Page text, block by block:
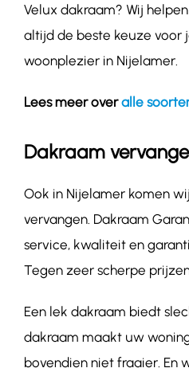
Velux dakraam? Wij
altijd de beste keuze voor
woonplezier in Nijelamer.
Lees meer overalle
Dakraam
Ook in Nijelamer komen
vervangen. Dakraam
service, kwaliteit en
Tegen zeer scherpe
Een lek dakraam biedt
dakraam maakt uw
bovendien niet fraaier. En